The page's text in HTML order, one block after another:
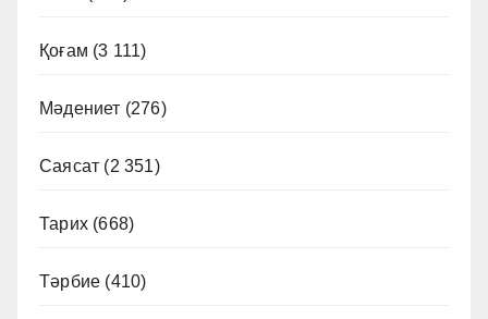
Қоғам (3 111)
Мәдениет (276)
Саясат (2 351)
Тарих (668)
Тәрбие (410)